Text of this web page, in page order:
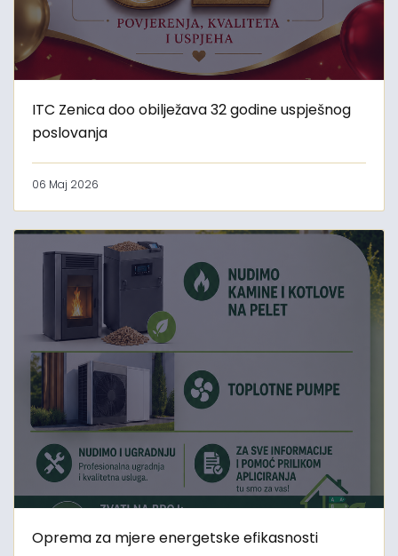
ITC Zenica doo obilježava 32 godine uspješnog
poslovanja
06 Maj 2026
Oprema za mjere energetske efikasnosti